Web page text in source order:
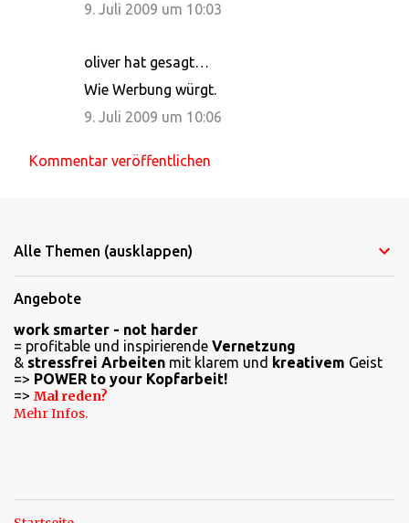
e
9. Juli 2009 um 10:03
oliver hat gesagt…
Wie Werbung würgt.
9. Juli 2009 um 10:06
Kommentar veröffentlichen
Alle Themen (ausklappen)
Angebote
work smarter - not harder
= profitable und inspirierende Vernetzung
& stressfrei Arbeiten mit klarem und kreativem Geist
=> POWER to your Kopfarbeit!
=> Mal reden?
Mehr Infos.